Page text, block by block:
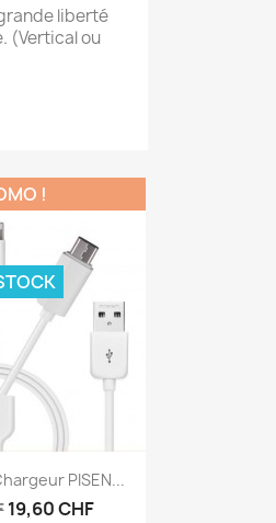
liberté
(Vertical ou
rapidePISEN...
19,60 CHF
!